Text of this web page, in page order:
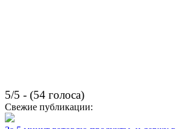
5/5 - (54 голоса)
Свежие публикации: